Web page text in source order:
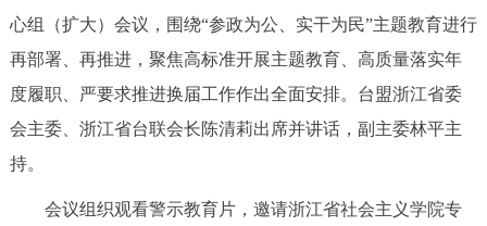
心组（扩大）会议，围绕“参政为公、实干为民”主题教育进行
再部署、再推进，聚焦高标准开展主题教育、高质量落实年
度履职、严要求推进换届工作作出全面安排。台盟浙江省委
会主委、浙江省台联会长陈清莉出席并讲话，副主委林平主
持。
会议组织观看警示教育片，邀请浙江省社会主义学院专